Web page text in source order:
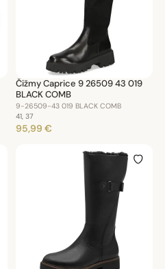
Čižmy Caprice 9 26509 43 019
BLACK COMB
9-26509-43 019 BLACK COMB
41, 37
95,99 €